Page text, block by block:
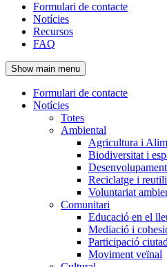
Navegació
principal
de
l'encapçalament
Formulari de contacte
Notícies
Recursos
FAQ
Show main menu
Navegació
principal
Formulari de contacte
Notícies
Totes
Ambiental
Agricultura i
Biodiversitat i
Reciclatge i
Voluntariat
Comunitari
Educació en el
Mediació i
Participació
Moviment veïnal